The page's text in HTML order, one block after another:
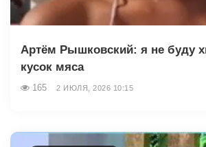
Артём Рышковский: я не буду
кусок мяса
165 2 ИЮЛЯ, 2026 10:15